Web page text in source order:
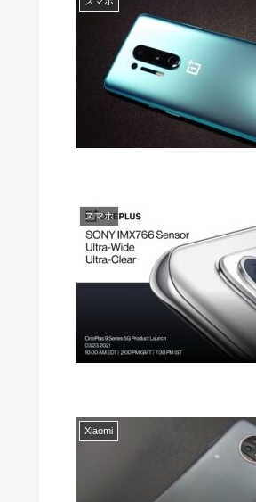
スマホ
Xiaomi